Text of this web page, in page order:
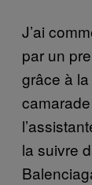
J’ai
par un
grâce à
la suivre